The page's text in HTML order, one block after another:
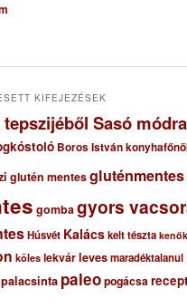
KIFEJEZÉSEK
Sasó módra
Boros István
glutén mentesgluténmentes
gombagyors
Húsvét Kalácskelt tészta
köles lekvárlevesmaradéktalanul
palacsinta paleopogácsarecept